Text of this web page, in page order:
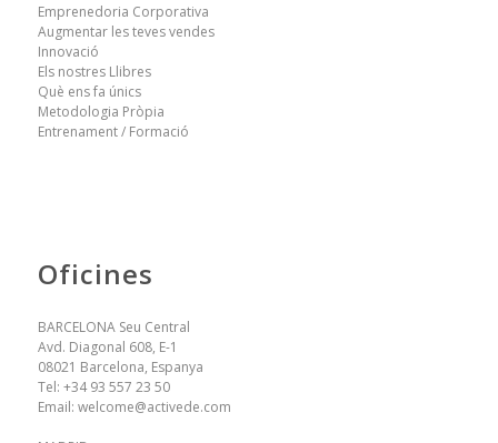
Emprenedoria Corporativa
Augmentar les teves vendes
Innovació
Els nostres Llibres
Què ens fa únics
Metodologia Pròpia
Entrenament / Formació
Oficines
BARCELONA Seu Central
Avd. Diagonal 608, E-1
08021 Barcelona, Espanya
Tel: +34 93 557 23 50
Email: welcome@activede.com